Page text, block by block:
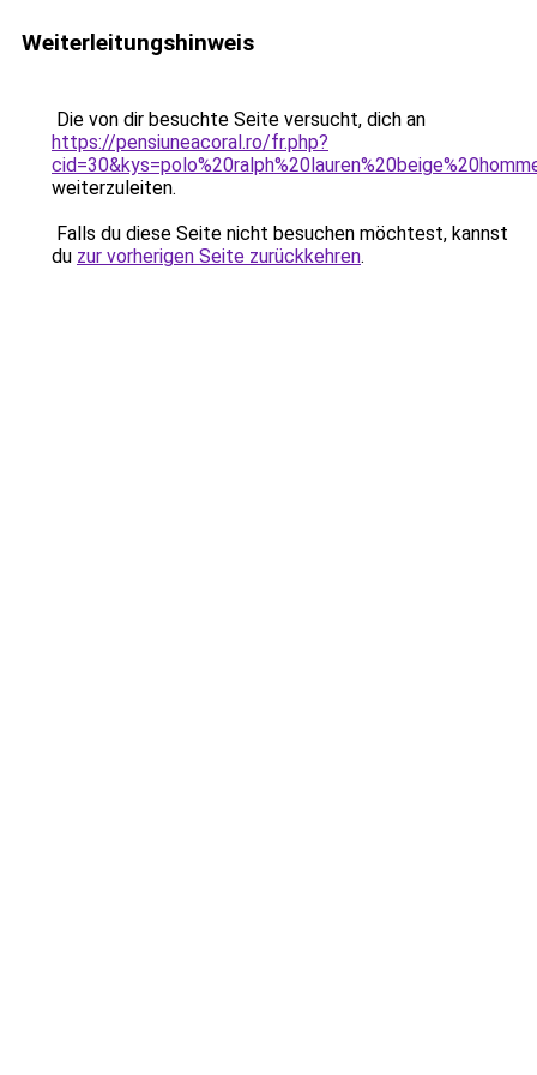
Weiterleitungshinweis
Die von dir besuchte Seite versucht, dich an
https://pensiuneacoral.ro/fr.php?
weiterzuleiten.
Falls du diese Seite nicht besuchen möchtest, kannst
du zur vorherigen Seite zurückkehren.